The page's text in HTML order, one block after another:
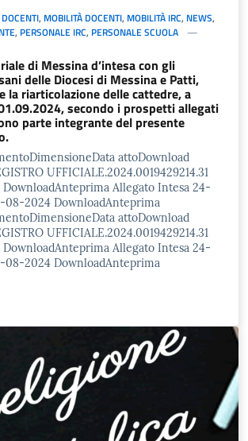
, MOBILITÀ DOCENTI, MOBILITÀ IRC, NEWS,
, PERSONALE IRC, PERSONALE SCUOLA
di Messina d’intesa con gli
delle Diocesi di Messina e Patti,
la riarticolazione delle cattedre, a
secondo i prospetti allegati
parte integrante del presente
attoDownload
UFFICIALE.2024.0019429214.31
Allegato Intesa 24-
08-2024 DownloadAnteprima
attoDownload
UFFICIALE.2024.0019429214.31
Allegato Intesa 24-
08-2024 DownloadAnteprima